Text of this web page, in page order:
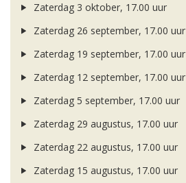
Zaterdag 3 oktober, 17.00 uur
Zaterdag 26 september, 17.00 uur
Zaterdag 19 september, 17.00 uur
Zaterdag 12 september, 17.00 uur
Zaterdag 5 september, 17.00 uur
Zaterdag 29 augustus, 17.00 uur
Zaterdag 22 augustus, 17.00 uur
Zaterdag 15 augustus, 17.00 uur